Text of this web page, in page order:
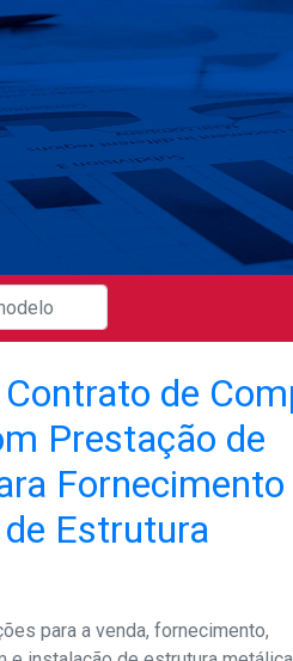
de
Prestação de
Fornecimento
Estrutura
para a venda, fornecimento,